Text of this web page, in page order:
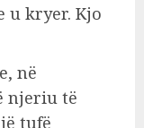
u kryer. Kjo
në
njeriu të
tufë